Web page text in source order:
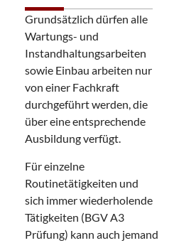
Grundsätzlich dürfen alle
Wartungs- und
Instandhaltungsarbeiten
sowie Einbau arbeiten nur
von einer Fachkraft
durchgeführt werden, die
über eine entsprechende
Ausbildung verfügt.
Für einzelne
Routinetätigkeiten und
sich immer wiederholende
Tätigkeiten (BGV A3
Prüfung) kann auch jemand